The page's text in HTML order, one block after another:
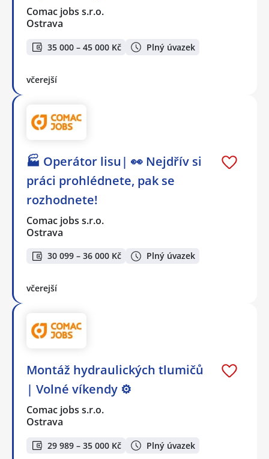
Comac jobs s.r.o.
Ostrava
35 000 – 45 000 Kč Plný úvazek
včerejší
🏭 Operátor lisu| 👀 Nejdřív si
práci prohlédnete, pak se
rozhodnete!
Comac jobs s.r.o.
Ostrava
30 099 – 36 000 Kč Plný úvazek
včerejší
Montáž hydraulických tlumičů
| Volné víkendy ⚙️
Comac jobs s.r.o.
Ostrava
29 989 – 35 000 Kč Plný úvazek